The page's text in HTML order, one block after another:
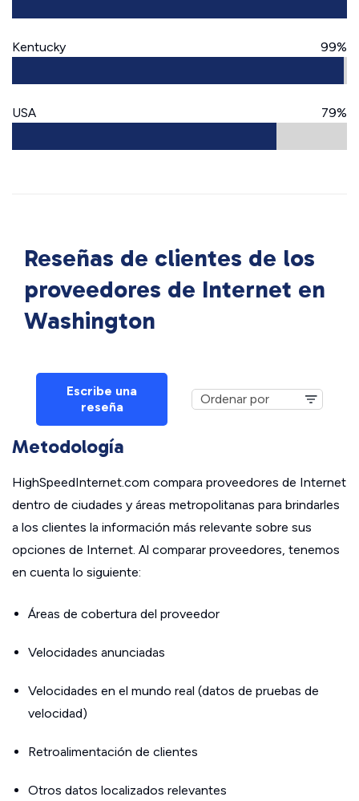
Kentucky 99%
USA 79%
Reseñas de clientes de los
proveedores de Internet en
Washington
Escribe una
reseña
Metodología
HighSpeedInternet.com compara proveedores de Internet
dentro de ciudades y áreas metropolitanas para brindarles
a los clientes la información más relevante sobre sus
opciones de Internet. Al comparar proveedores, tenemos
en cuenta lo siguiente:
Áreas de cobertura del proveedor
Velocidades anunciadas
Velocidades en el mundo real (datos de pruebas de
velocidad)
Retroalimentación de clientes
Otros datos localizados relevantes